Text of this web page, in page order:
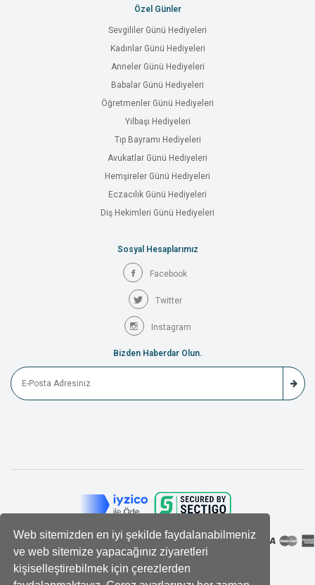
Web sitemizden en iyi şekilde faydalanabilmeniz
ve web sitemize yapacağınız ziyaretleri
kişiselleştirebilmek için çerezlerden
Özel Günler
Sevgililer Günü Hediyeleri
Kadınlar Günü Hediyeleri
Anneler Günü Hediyeleri
Babalar Günü Hediyeleri
Öğretmenler Günü Hediyeleri
Yılbaşı Hediyeleri
Tıp Bayramı Hediyeleri
Avukatlar Günü Hediyeleri
Hemşireler Günü Hediyeleri
Eczacılık Günü Hediyeleri
Diş Hekimleri Günü Hediyeleri
Sosyal Hesaplarımız
Facebook
Twitter
Instagram
Bizden Haberdar Olun.